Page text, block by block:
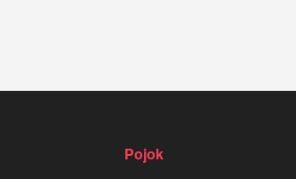
Pojok